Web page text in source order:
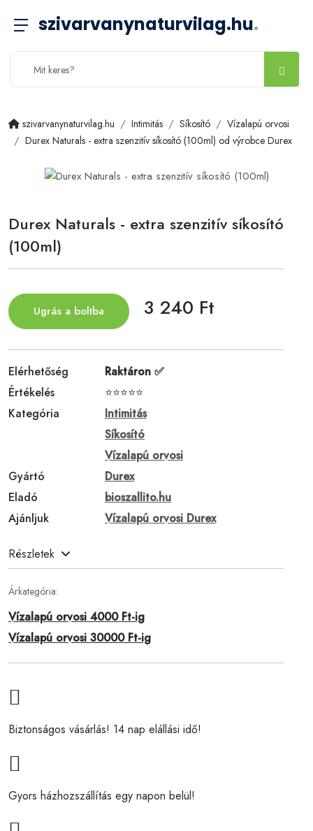
szivarvanynaturvilag.hu.
szivarvanynaturvilag.hu Intimitás Síkosító
Vízalapú orvosi
Durex Naturals - extra szenzitív síkosító (100ml) od výrobce Durex
Durex Naturals - extra szenzitív síkosító
(100ml)
Ugrás a boltba 3 240 Ft
Elérhetőség
Raktáron ✅
Értékelés
⭐⭐⭐⭐⭐
Kategória
Intimitás
Síkosító
Vízalapú orvosi
Gyártó
Durex
Eladó
bioszallito.hu
Ajánljuk
Vízalapú orvosi Durex
Részletek
Árkategória:
Vízalapú orvosi 4000 Ft-ig
Vízalapú orvosi 30000 Ft-ig
Biztonságos vásárlás! 14 nap elállási idő!
Gyors házhozszállítás egy napon belül!